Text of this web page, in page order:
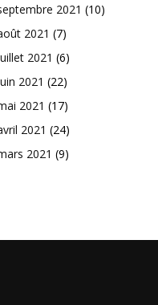
2021 (10)
2021 (7)
2021 (6)
2021 (22)
2021 (17)
2021 (24)
2021 (9)